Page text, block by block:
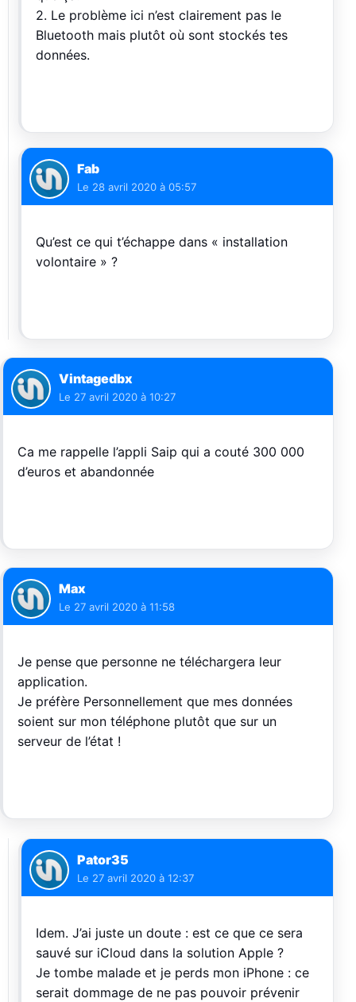
2. Le problème ici n’est clairement pas le
Bluetooth mais plutôt où sont stockés tes
données.
Fab
Le 28 avril 2020 à 05:57
Qu’est ce qui t’échappe dans « installation
volontaire » ?
Vintagedbx
Le 27 avril 2020 à 10:27
Ca me rappelle l’appli Saip qui a couté 300 000
d’euros et abandonnée
Max
Le 27 avril 2020 à 11:58
Je pense que personne ne téléchargera leur
application.
Je préfère Personnellement que mes données
soient sur mon téléphone plutôt que sur un
serveur de l’état !
Pator35
Le 27 avril 2020 à 12:37
Idem. J’ai juste un doute : est ce que ce sera
sauvé sur iCloud dans la solution Apple ?
Je tombe malade et je perds mon iPhone : ce
serait dommage de ne pas pouvoir prévenir